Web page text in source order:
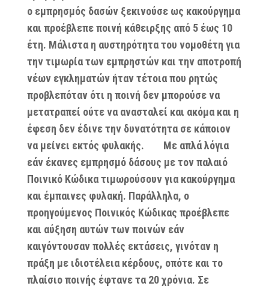
ο εμπρησμός δασών ξεκινούσε ως κακούργημα
και προέβλεπε ποινή κάθειρξης από 5 έως 10
έτη. Μάλιστα η αυστηρότητα του νομοθέτη για
την τιμωρία των εμπρηστών και την αποτροπή
νέων εγκληματών ήταν τέτοια που ρητώς
προβλεπόταν ότι η ποινή δεν μπορούσε να
μετατραπεί ούτε να ανασταλεί και ακόμα και η
έφεση δεν έδινε την δυνατότητα σε κάποιον
να μείνει εκτός φυλακής. Με απλά λόγια
εάν έκανες εμπρησμό δάσους με τον παλαιό
Ποινικό Κώδικα τιμωρούσουν για κακούργημα
και έμπαινες φυλακή. Παράλληλα, ο
προηγούμενος Ποινικός Κώδικας προέβλεπε
και αύξηση αυτών των ποινών εάν
καιγόντουσαν πολλές εκτάσεις, γινόταν η
πράξη με ιδιοτέλεια κέρδους, οπότε και το
πλαίσιο ποινής έφτανε τα 20 χρόνια. Σε